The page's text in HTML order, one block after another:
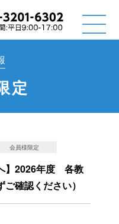
定
会員様限定
】2026年度 各教
確認ください）